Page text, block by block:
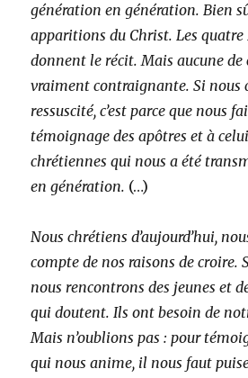
génération en génération. Bien
apparitions du Christ. Les quatre
donnent le récit. Mais aucune de
vraiment contraignante. Si nous
ressuscité, c’est parce que nous
témoignage des apôtres et à
chrétiennes qui nous a été
en génération. (…)
Nous chrétiens d’aujourd’hui,
compte de nos raisons de croire.
nous rencontrons des jeunes et
qui doutent. Ils ont besoin de
Mais n’oublions pas : pour
qui nous anime, il nous faut